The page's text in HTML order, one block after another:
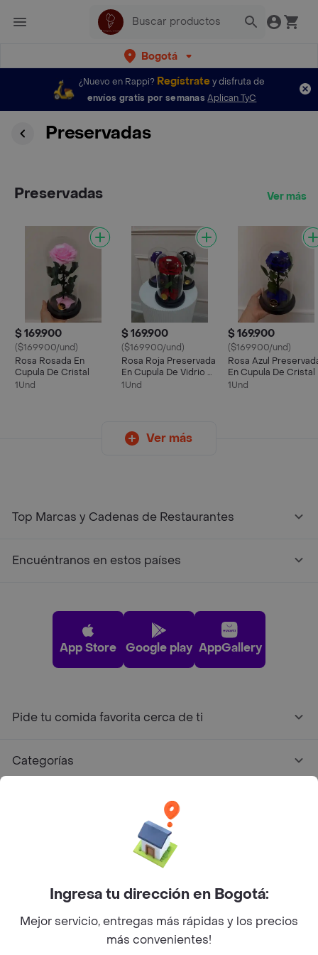
Bogotá
¿Nuevo en Rappi? Regístratey disfruta de
envíos gratis por semanas Aplican TyC
Preservadas
Preservadas Ver más
$ 169.900
($169900/und)
Rosa Rosada En
Cupula De Cristal
1Und
$ 169.900
($169900/und)
Rosa Roja Preservada
En Cupula De Vidrio Y
Moño
1Und
$ 169.900
($169900/und)
Rosa Azul
En Cupula De Cristal
1Und
Ver más
Top Marcas y Cadenas de Restaurantes
Encuéntranos en estos países
App Store Google play AppGallery
Pide tu comida favorita cerca de ti
Categorías
Facebook
Twitter
Instagram
©2026Rappi Inc. All rights reserved.
Ingresa tu dirección en Bogotá:
Mejor servicio, entregas más rápidas y los precios
más convenientes!